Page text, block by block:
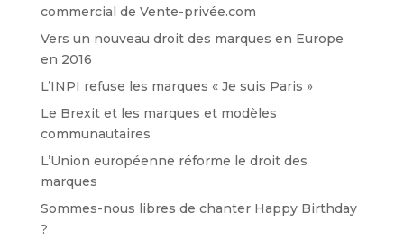
commercial de Vente-privée.com
Vers un nouveau droit des marques en Europe
en 2016
L’INPI refuse les marques « Je suis Paris »
Le Brexit et les marques et modèles
communautaires
L’Union européenne réforme le droit des
marques
Sommes-nous libres de chanter Happy Birthday
?